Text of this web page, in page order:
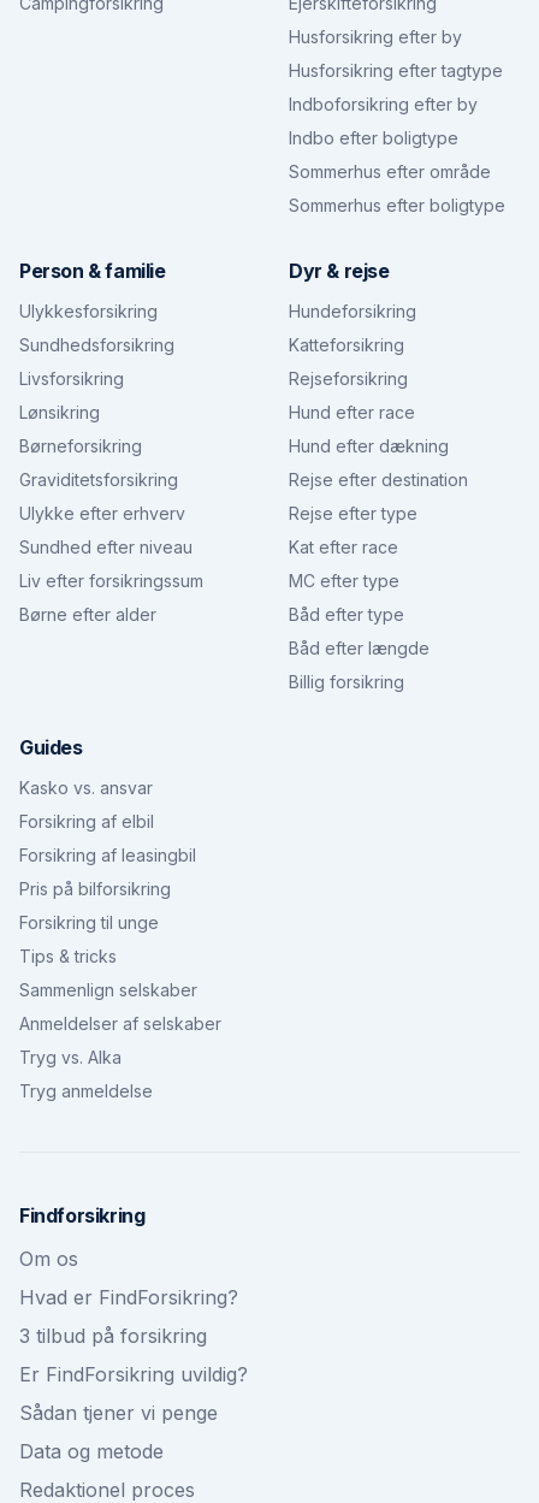
Husforsikring efter by
Husforsikring efter tagtype
Indboforsikring efter by
Indbo efter boligtype
Sommerhus efter område
Sommerhus efter boligtype
Person & familie
Ulykkesforsikring
Sundhedsforsikring
Livsforsikring
Lønsikring
Børneforsikring
Graviditetsforsikring
Ulykke efter erhverv
Sundhed efter niveau
Liv efter forsikringssum
Børne efter alder
Dyr & rejse
Hundeforsikring
Katteforsikring
Rejseforsikring
Hund efter race
Hund efter dækning
Rejse efter destination
Rejse efter type
Kat efter race
MC efter type
Båd efter type
Båd efter længde
Billig forsikring
Guides
Kasko vs. ansvar
Forsikring af elbil
Forsikring af leasingbil
Pris på bilforsikring
Forsikring til unge
Tips & tricks
Sammenlign selskaber
Anmeldelser af selskaber
Tryg vs. Alka
Tryg anmeldelse
Findforsikring
Om os
Hvad er FindForsikring?
3 tilbud på forsikring
Er FindForsikring uvildig?
Sådan tjener vi penge
Data og metode
Redaktionel proces